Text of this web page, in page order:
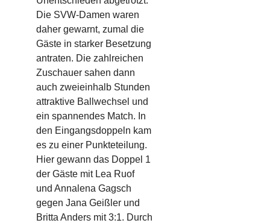
Die SVW-Damen waren
daher gewarnt, zumal die
Gäste in starker Besetzung
antraten. Die zahlreichen
Zuschauer sahen dann
auch zweieinhalb Stunden
attraktive Ballwechsel und
ein spannendes Match. In
den Eingangsdoppeln kam
es zu einer Punkteteilung.
Hier gewann das Doppel 1
der Gäste mit Lea Ruof
und Annalena Gagsch
gegen Jana Geißler und
Britta Anders mit 3:1. Durch